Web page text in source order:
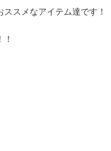
スメなアイテム達です！